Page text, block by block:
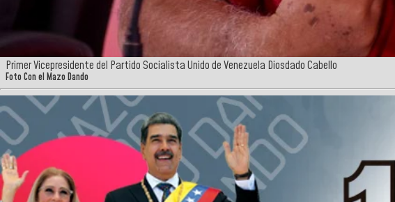
Primer Vicepresidente del Partido Socialista Unido de Venezuela Diosdado Cabello
Foto Con el Mazo Dando